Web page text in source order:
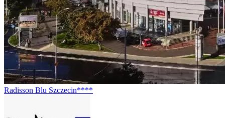
Radisson Blu Szczecin****